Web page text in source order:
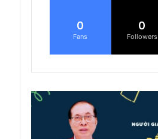
0
Fans
0
Followers
Đ
ể